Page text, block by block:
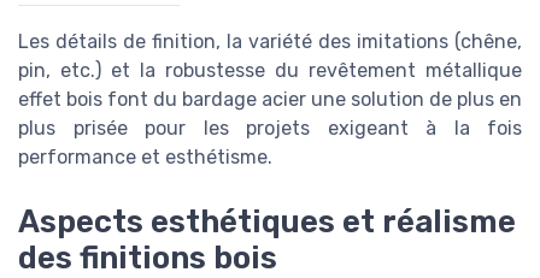
Les détails de finition, la variété des imitations (chêne,
pin, etc.) et la robustesse du revêtement métallique
effet bois font du bardage acier une solution de plus en
plus prisée pour les projets exigeant à la fois
performance et esthétisme.
Aspects esthétiques et réalisme
des finitions bois